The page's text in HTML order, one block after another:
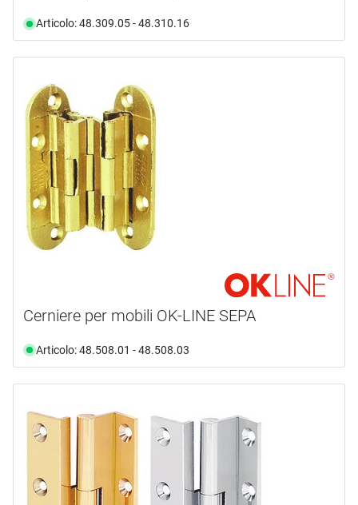
Articolo: 48.309.05 - 48.310.16
Cerniere per mobili OK-LINE SEPA
Articolo: 48.508.01 - 48.508.03